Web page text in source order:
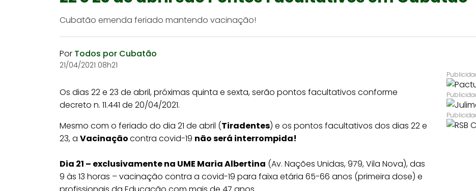
Cubatão emenda feriado mantendo vacinação!
Por Todos por Cubatão
21/04/2021 08h21
Os dias 22 e 23 de abril, próximas quinta e sexta, serão pontos facultativos conforme
decreto n. 11.441 de 20/04/2021.
Mesmo com o feriado do dia 21 de abril (Tiradentes) e os pontos facultativos dos dias 22 e
23, a Vacinaçãocontra covid-19 não será interrompida!
Dia 21 – exclusivamente na UME Maria Albertina (Av. Nações Unidas, 979, Vila Nova), das
9 às 13 horas – vacinação contra a covid-19 para faixa etária 65-66 anos (primeira dose) e